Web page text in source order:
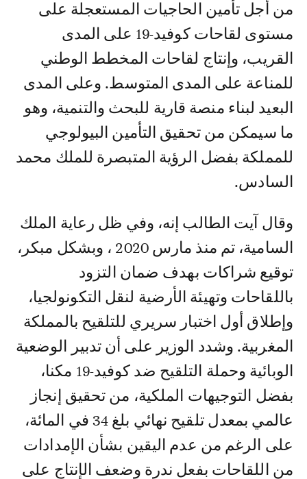
من أجل تأمين الحاجيات المستعجلة على
مستوى لقاحات كوفيد-19 على المدى
القريب، وإنتاج لقاحات المخطط الوطني
للمناعة على المدى المتوسط. وعلى المدى
البعيد لبناء منصة قارية للبحث والتنمية، وهو
ما سيمكن من تحقيق التأمين البيولوجي
للمملكة بفضل الرؤية المتبصرة للملك محمد
السادس.
وقال آيت الطالب إنه، وفي ظل رعاية الملك
السامية، تم منذ مارس 2020 ، وبشكل مبكر،
توقيع شراكات بهدف ضمان التزود
باللقاحات وتهيئة الأرضية لنقل التكونولجيا،
وإطلاق أول اختبار سريري للتلقيح بالمملكة
المغربية. وشدد الوزير على أن تدبير الوضعية
الوبائية وحملة التلقيح ضد كوفيد-19 مكنا،
بفضل التوجيهات الملكية، من تحقيق إنجاز
عالمي بمعدل تلقيح نهائي بلغ 34 في المائة،
على الرغم من عدم اليقين بشأن الإمدادات
من اللقاحات بفعل ندرة وضعف الإنتاج على